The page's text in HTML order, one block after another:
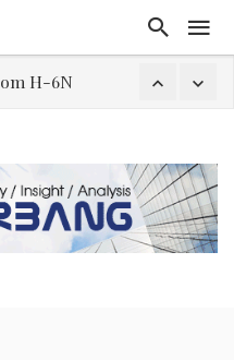
Gegara Stok Amunisi dan Rudal Menipis, Hubungan Presiden dan Menhan Dilaporkan Retak
Haneda
Trump Batasi Hak Kewarganegaraan Lewat Kelahiran dan Larang “Wisata Bersalin”